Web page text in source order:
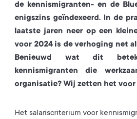
de kennismigranten- en de
enigszins geïndexeerd. In de
laatste jaren neer op een
voor 2024 is de verhoging net
Benieuwd wat dit
kennismigranten die
organisatie? Wij zetten het
Het salariscriterium voor